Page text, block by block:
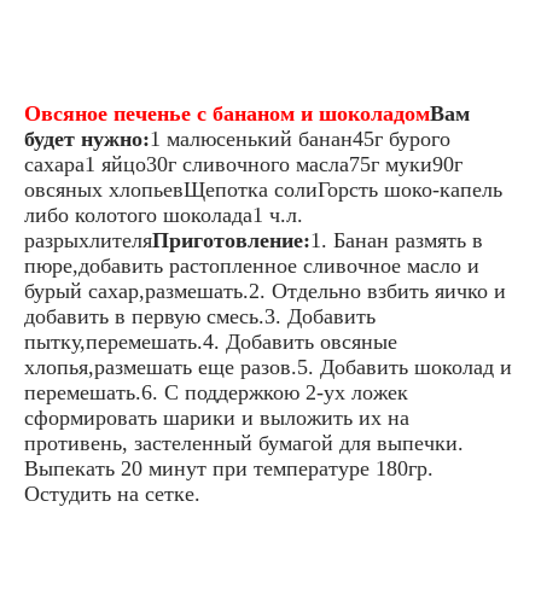
Овсяное печенье с бананом и шоколадомВам
будет нужно:1 малюсенький банан45г бурого
сахара1 яйцо30г сливочного масла75г муки90г
овсяных хлопьевЩепотка солиГорсть шоко-капель
либо колотого шоколада1 ч.л.
разрыхлителяПриготовление:1. Банан размять в
пюре,добавить растопленное сливочное масло и
бурый сахар,размешать.2. Отдельно взбить яичко и
добавить в первую смесь.3. Добавить
пытку,перемешать.4. Добавить овсяные
хлопья,размешать еще разов.5. Добавить шоколад и
перемешать.6. С поддержкою 2-ух ложек
сформировать шарики и выложить их на
противень, застеленный бумагой для выпечки.
Выпекать 20 минут при температуре 180гр.
Остудить на сетке.